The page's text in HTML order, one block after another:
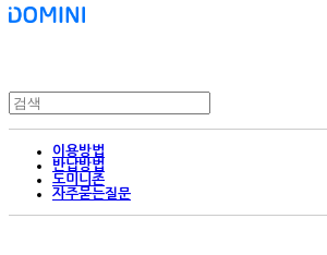
이용방법
반납방법
도미니존
자주묻는질문